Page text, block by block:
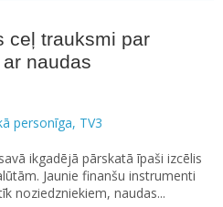
ceļ trauksmi par
naudas
personīga, TV3
ikgadējā pārskatā īpaši izcēlis
Jaunie finanšu instrumenti
noziedzniekiem, naudas...